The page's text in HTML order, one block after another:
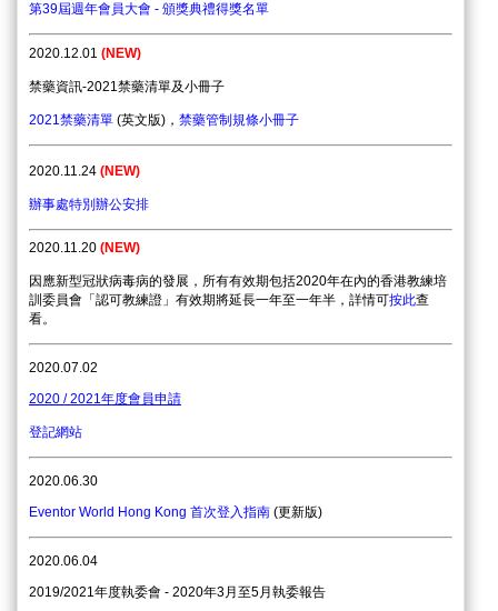
第39屆週年會員大會 - 頒獎典禮得獎名單
2020.12.01 (NEW)
禁藥資訊-2021禁藥清單及小冊子
2021禁藥清單 (英文版)， 禁藥管制規條小冊子
2020.11.24 (NEW)
辦事處特別辦公安排
2020.11.20 (NEW)
因應新型冠狀病毒病的發展，所有有效期包括2020年在內的香港教練培
訓委員會「認可教練證」有效期將延長一年至一年半 ，詳情可按此查
看。
2020.07.02
2020 / 2021年度會員申請
登記網站
2020.06.30
Eventor World Hong Kong 首次登入指南 (更新版)
2020.06.04
2019/2021年度執委會 - 2020年3月至5月執委報告